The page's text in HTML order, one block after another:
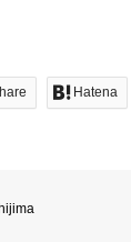
Hatena